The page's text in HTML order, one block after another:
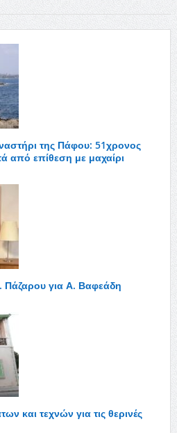
της Πάφου: 51χρονος
από επίθεση με μαχαίρι
Πάζαρου για Α. Βαφεάδη
και τεχνών για τις θερινές